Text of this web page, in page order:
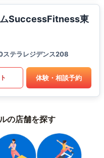
ムSuccessFitness東
ステラレジデンス208
体験・相談予約
の店舗を探す